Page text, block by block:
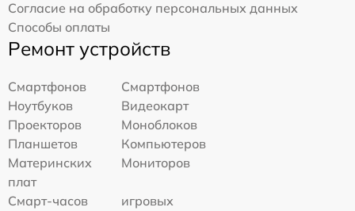
Согласие на обработку персональных данных
Способы оплаты
Ремонт устройств
Смартфонов
Смартфонов
Ноутбуков
Видеокарт
Проекторов
Моноблоков
Планшетов
Компьютеров
Материнских
плат
Мониторов
Смарт-часов
игровых